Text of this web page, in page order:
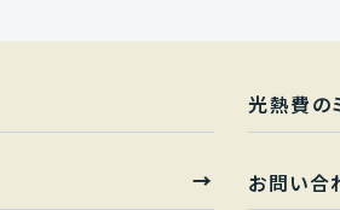
光熱費の
お問い合